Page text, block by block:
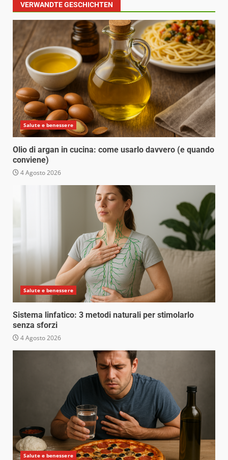
VERWANDTE GESCHICHTEN
Salute e benessere
Olio di argan in cucina: come usarlo davvero (e quando
conviene)
4 Agosto 2026
Salute e benessere
Sistema linfatico: 3 metodi naturali per stimolarlo
senza sforzi
4 Agosto 2026
Salute e benessere